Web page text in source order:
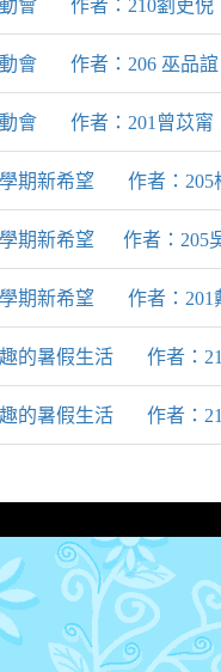
動會 作者：210劉吏倪
動會 作者：206 巫品誼
動會 作者：201曾苡甯
學期新希望 作者：205
學期新希望 作者：205
學期新希望 作者：201
趣的暑假生活 作者：
趣的暑假生活 作者：